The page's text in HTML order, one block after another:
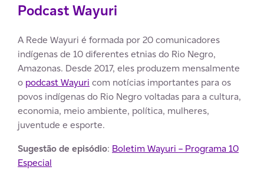
Podcast Wayuri
A Rede Wayuri é formada por 20 comunicadores
indígenas de 10 diferentes etnias do Rio Negro,
Amazonas. Desde 2017, eles produzem mensalmente
o podcast Wayuri com notícias importantes para os
povos indígenas do Rio Negro voltadas para a cultura,
economia, meio ambiente, política, mulheres,
juventude e esporte.
Sugestão de episódio: Boletim Wayuri – Programa 10
Especial